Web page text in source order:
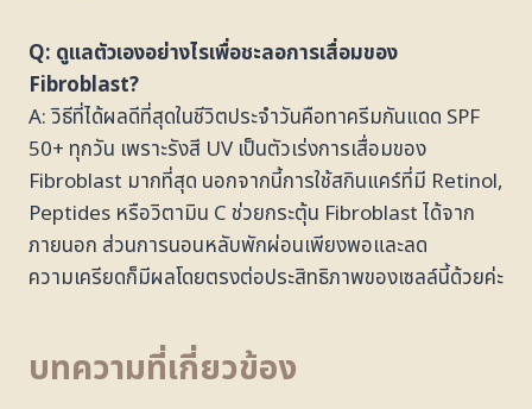
Q: ดูแลตัวเองอย่างไรเพื่อชะลอการเสื่อมของ
Fibroblast?
A: วิธีที่ได้ผลดีที่สุดในชีวิตประจำวันคือทาครีมกันแดด SPF
50+ ทุกวัน เพราะรังสี UV เป็นตัวเร่งการเสื่อมของ
Fibroblast มากที่สุด นอกจากนี้การใช้สกินแคร์ที่มี Retinol,
Peptides หรือวิตามิน C ช่วยกระตุ้น Fibroblast ได้จาก
ภายนอก ส่วนการนอนหลับพักผ่อนเพียงพอและลด
ความเครียดก็มีผลโดยตรงต่อประสิทธิภาพของเซลล์นี้ด้วยค่ะ
บทความที่เกี่ยวข้อง